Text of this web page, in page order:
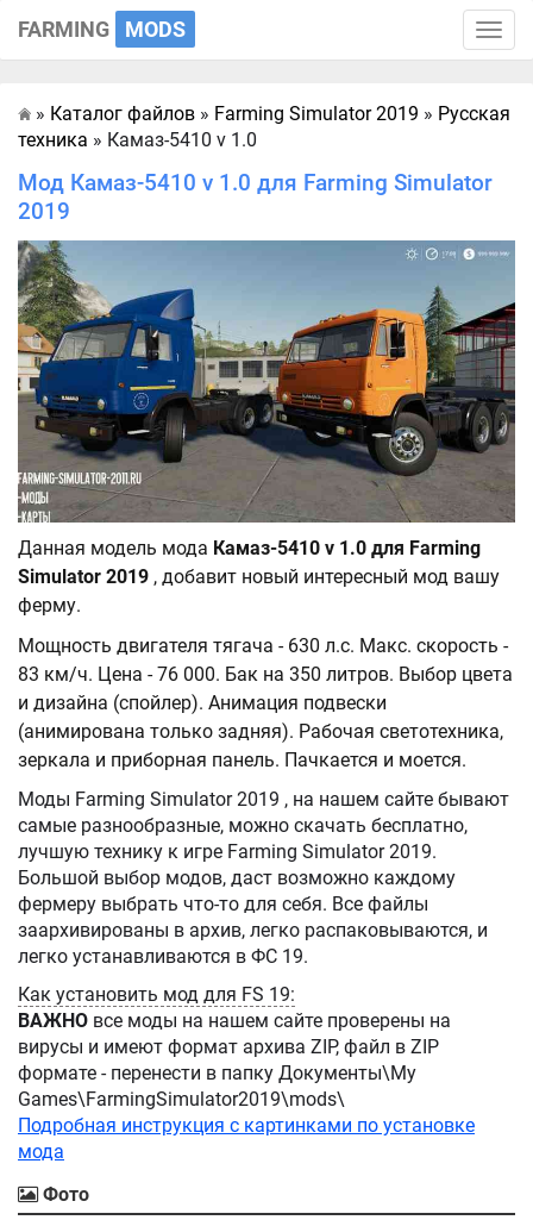
Toggle
FARMING MODS
Главная
» Каталог файлов » Farming Simulator 2019 » Русская
техника » Камаз-5410 v 1.0
Мод Камаз-5410 v 1.0 для Farming Simulator
2019
Данная модель мода Камаз-5410 v 1.0 для Farming
Simulator 2019 , добавит новый интересный мод вашу
ферму.
Мощность двигателя тягача - 630 л.с. Макс. скорость -
83 км/ч. Цена - 76 000. Бак на 350 литров. Выбор цвета
и дизайна (спойлер). Анимация подвески
(анимирована только задняя). Рабочая светотехника,
зеркала и приборная панель. Пачкается и моется.
Моды Farming Simulator 2019 , на нашем сайте бывают
самые разнообразные, можно скачать бесплатно,
лучшую технику к игре Farming Simulator 2019.
Большой выбор модов, даст возможно каждому
фермеру выбрать что-то для себя. Все файлы
заархивированы в архив, легко распаковываются, и
легко устанавливаются в ФС 19.
Как установить мод для FS 19:
ВАЖНО все моды на нашем сайте проверены на
вирусы и имеют формат архива ZIP, файл в ZIP
формате - перенести в папку Документы\My
Games\FarmingSimulator2019\mods\
Подробная инструкция с картинками по установке
мода
Фото